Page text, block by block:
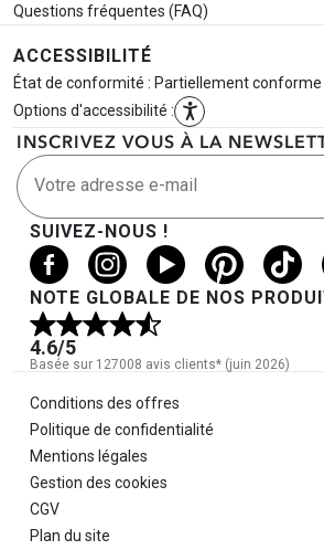
Questions fréquentes (FAQ)
ACCESSIBILITÉ
État de conformité : Partiellement conforme
Options d'accessibilité :
INSCRIVEZ VOUS À LA
Votre adresse e-mail
SUIVEZ-NOUS !
NOTE GLOBALE DE NOS
4.6/5
Basée sur 127008 avis clients* (juin 2026)
Informations légales
Conditions des offres
Politique de confidentialité
Mentions légales
Gestion des cookies
CGV
Plan du site